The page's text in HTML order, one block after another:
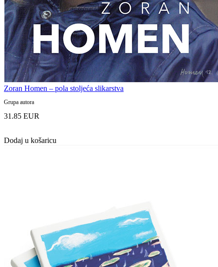
Zoran Homen – pola stoljeća slikarstva
Grupa autora
31.85 EUR
Dodaj u košaricu